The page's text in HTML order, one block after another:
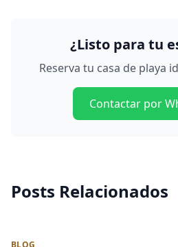
¿Listo para tu
Reserva tu casa de playa
Contactar por
Posts Relacionados
BLOG